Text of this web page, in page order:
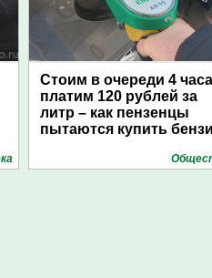
Стоим в очереди 4
платим 120 рублей за
литр – как пензенцы
пытаются купить